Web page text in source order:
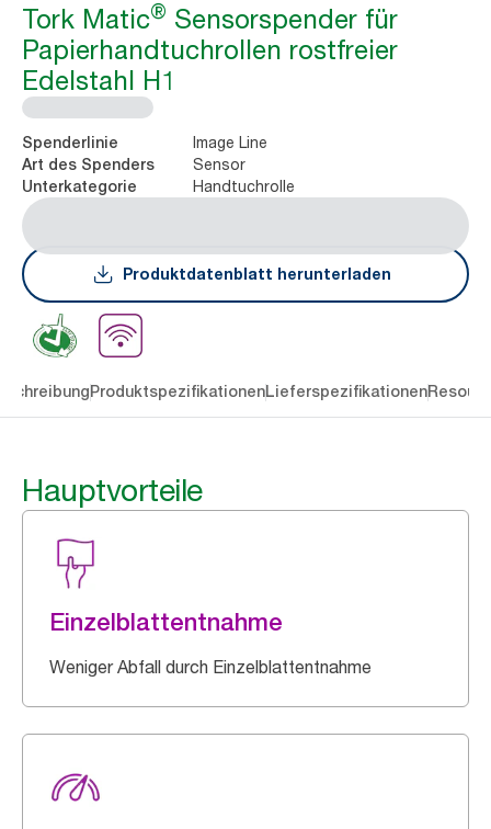
Tork Matic® Sensorspender für
Papierhandtuchrollen rostfreier
Edelstahl H1
Spenderlinie Image Line
Art des Spenders Sensor
Unterkategorie Handtuchrolle
Produktdatenblatt herunterladen
ProduktspezifikationenLieferspezifikationen
Hauptvorteile
Einzelblattentnahme
Weniger Abfall durch Einzelblattentnahme